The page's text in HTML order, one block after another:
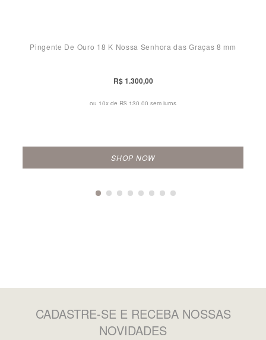
Pingente De Ouro 18 K Nossa Senhora das Graças 8 mm
R$ 1.300,00
ou 10x de R$ 130,00 sem juros
SHOP NOW
CADASTRE-SE E RECEBA NOSSAS
NOVIDADES